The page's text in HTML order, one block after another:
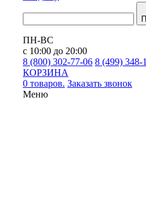
ПН-ВС
с 10:00 до 20:00
8 (800) 302-77-06 8 (499) 348-
КОРЗИНА
0 товаров. Заказать звонок
Меню